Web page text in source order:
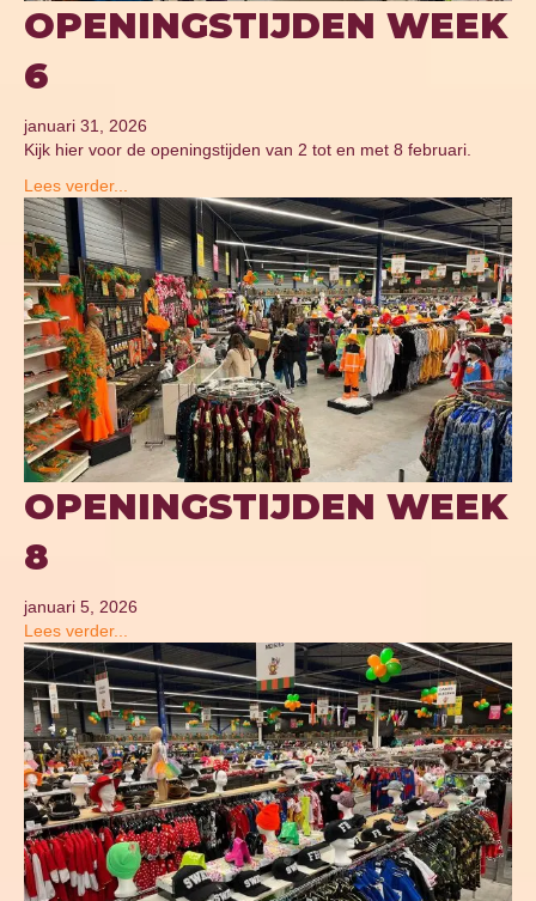
OPENINGSTIJDEN WEEK
6
januari 31, 2026
Kijk hier voor de openingstijden van 2 tot en met 8 februari.
Lees verder...
OPENINGSTIJDEN WEEK
8
januari 5, 2026
Lees verder...